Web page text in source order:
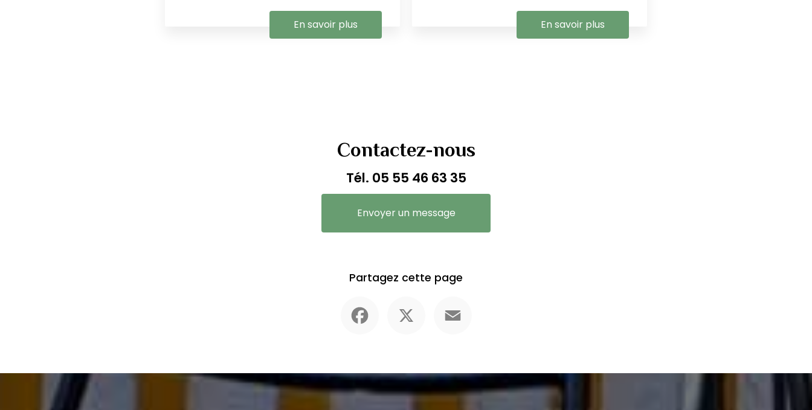
En savoir plus En savoir plus
Contactez-nous
Tél. 05 55 46 63 35
Envoyer un message
Partagez cette page